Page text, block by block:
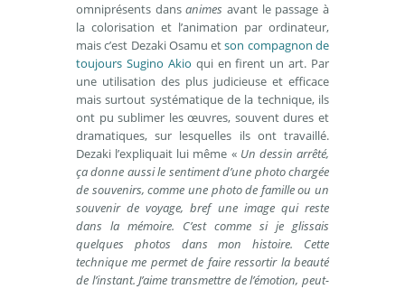
omniprésents dansanimes avant le passage à
la colorisation et l’animation par ordinateur,
mais c’est Dezaki Osamu etson compagnon de
toujours Sugino Akio qui en firent un art. Par
une utilisation des plus judicieuse et efficace
mais surtout systématique de la technique, ils
ont pu sublimer les œuvres, souvent dures et
dramatiques, sur lesquelles ils ont travaillé.
Dezaki l’expliquait lui même « Un dessin arrêté,
ça donne aussi le sentiment d’une photo chargée
de souvenirs, comme une photo de famille ou un
souvenir de voyage, bref une image qui reste
dans la mémoire. C’est comme si je glissais
quelques photos dans mon histoire. Cette
technique me permet de faire ressortir la beauté
de l’instant. J’aime transmettre de l’émotion, peut-